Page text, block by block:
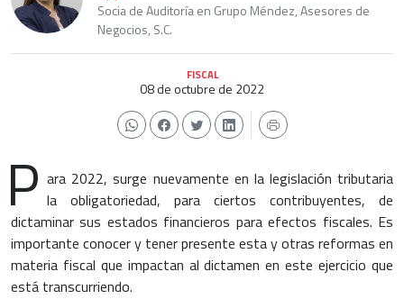
Socia de Auditoría en Grupo Méndez, Asesores de
Negocios, S.C.
FISCAL
08 de octubre de 2022
P ara 2022, surge nuevamente en la legislación tributaria
la obligatoriedad, para ciertos contribuyentes, de
dictaminar sus estados financieros para efectos fiscales. Es
importante conocer y tener presente esta y otras reformas en
materia fiscal que impactan al dictamen en este ejercicio que
está transcurriendo.